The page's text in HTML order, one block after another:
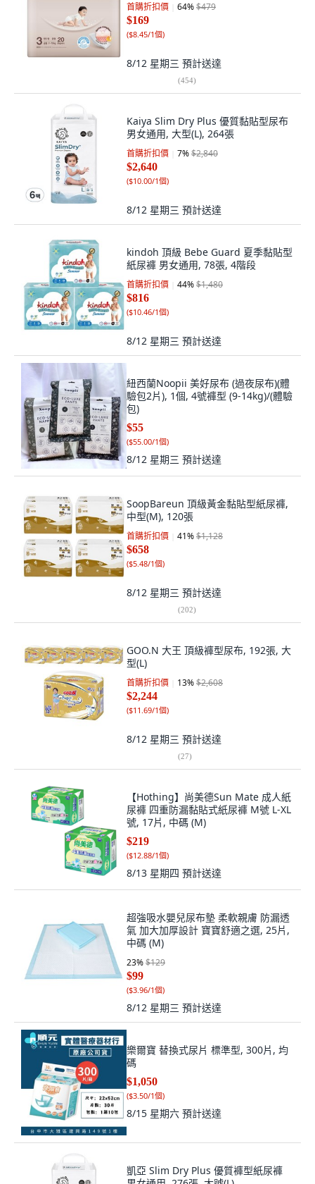
首購折扣價 64%$479
$169
($8.45/1個)
8/12 星期三 預計送達
(454)
Kaiya Slim Dry Plus 優質黏貼型尿布
男女通用, 大型(L), 264張
首購折扣價 7%$2,840
$2,640
($10.00/1個)
8/12 星期三 預計送達
kindoh 頂級 Bebe Guard 夏季黏貼型
紙尿褲 男女通用, 78張, 4階段
首購折扣價 44%$1,480
$816
($10.46/1個)
8/12 星期三 預計送達
紐西蘭Noopii 美好尿布 (過夜尿布)(體
驗包2片), 1個, 4號褲型 (9-14kg)/(體驗
包)
$55
($55.00/1個)
8/12 星期三 預計送達
SoopBareun 頂級黃金黏貼型紙尿褲,
中型(M), 120張
首購折扣價 41%$1,128
$658
($5.48/1個)
8/12 星期三 預計送達
(202)
GOO.N 大王 頂級褲型尿布, 192張, 大
型(L)
首購折扣價 13%$2,608
$2,244
($11.69/1個)
8/12 星期三 預計送達
(27)
【Hothing】尚美德Sun Mate 成人紙
尿褲 四重防漏黏貼式紙尿褲 M號 L-XL
號, 17片, 中碼 (M)
$219
($12.88/1個)
8/13 星期四 預計送達
超強吸水嬰兒尿布墊 柔軟親膚 防漏透
氣 加大加厚設計 寶寶舒適之選, 25片,
中碼 (M)
23%$129
$99
($3.96/1個)
8/12 星期三 預計送達
樂爾寶 替換式尿片 標準型, 300片, 均
碼
$1,050
($3.50/1個)
8/15 星期六 預計送達
凱亞 Slim Dry Plus 優質褲型紙尿褲